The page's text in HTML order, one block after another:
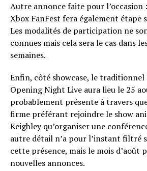
Autre annonce faite pour
Xbox FanFest fera également étape
Les modalités de participation ne
connues mais cela sera le cas dans
semaines.
Enfin, côté showcase, le traditionnel
Opening Night Live aura lieu le 25
probablement présente à travers
firme préférant rejoindre le show
Keighley qu’organiser une
autre détail n’a pour l’instant filtré
cette présence, mais le mois d’août
nouvelles annonces.